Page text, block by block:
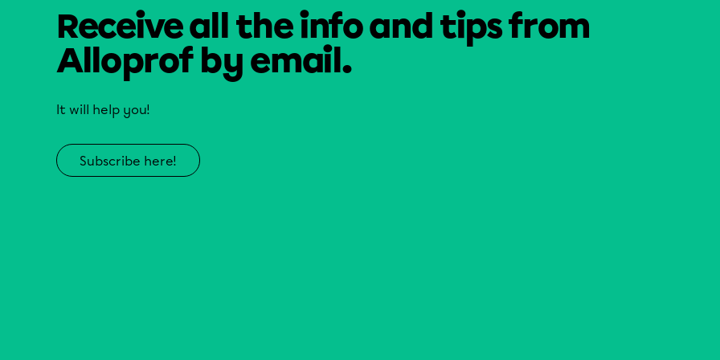
Receive all the info and tips from
Alloprof by email.
It will help you!
Subscribe here!